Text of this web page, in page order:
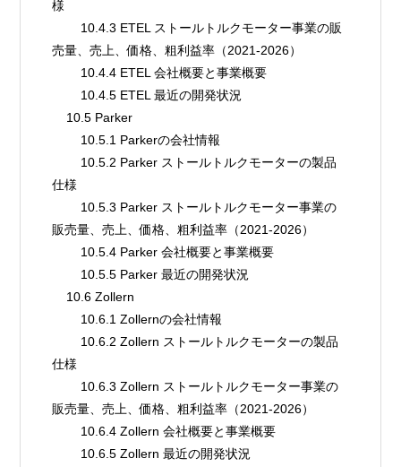
様
売量、売上、価格、粗利益率（2021-2026）
        10.4.4 ETEL 会社概要と事業概要
        10.4.5 ETEL 最近の開発状況
    10.5 Parker
        10.5.1 Parkerの会社情報
仕様
販売量、売上、価格、粗利益率（2021-2026）
        10.5.4 Parker 会社概要と事業概要
        10.5.5 Parker 最近の開発状況
    10.6 Zollern
        10.6.1 Zollernの会社情報
仕様
販売量、売上、価格、粗利益率（2021-2026）
        10.6.4 Zollern 会社概要と事業概要
        10.6.5 Zollern 最近の開発状況